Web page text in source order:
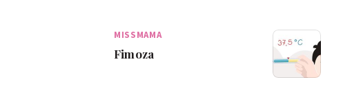
MISSMAMA
Fimoza